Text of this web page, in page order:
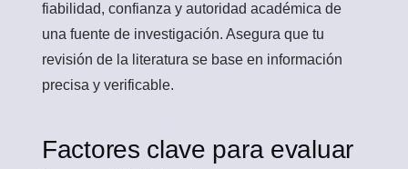
fiabilidad, confianza y autoridad académica de
una fuente de investigación. Asegura que tu
revisión de la literatura se base en información
precisa y verificable.
Factores clave para evaluar